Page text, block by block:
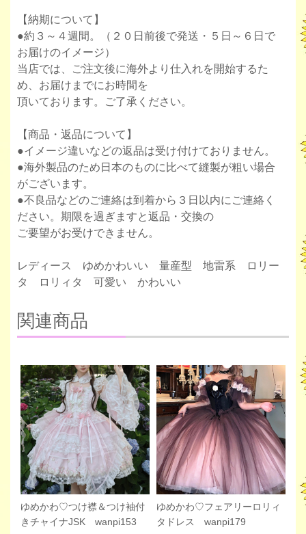
【納期について】
●約３～４週間。（２０日前後で発送・５日～６日で
お届けのイメージ）
当店では、ご注文後に海外より仕入れを開始するた
め、お届けまでにお時間を
頂いております。ご了承ください。
【商品・返品について】
●イメージ違いなどの返品は受け付けておりません。
●海外製品のため日本のものに比べて縫製が粗い場合
がございます。
●不良品などのご連絡は到着から３日以内にご連絡く
ださい。期限を過ぎますと返品・交換の
ご要望がお受けできません。
レディース ゆめかわいい 量産型 地雷系 ロリー
タ ロリィタ 可愛い かわいい
関連商品
ゆめかわ♡つけ襟＆つけ袖付
きチャイナJSK wanpi153
ゆめかわ♡フェアリーロリィ
タドレス wanpi179